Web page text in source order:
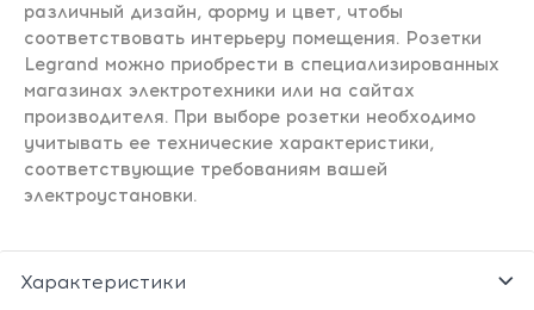
различный дизайн, форму и цвет, чтобы
соответствовать интерьеру помещения. Розетки
Legrand можно приобрести в специализированных
магазинах электротехники или на сайтах
производителя. При выборе розетки необходимо
учитывать ее технические характеристики,
соответствующие требованиям вашей
электроустановки.
Характеристики